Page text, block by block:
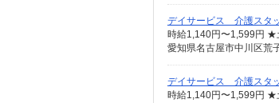
デイサービス 介護スタ
時給1,140円〜1,599円 ★
愛知県名古屋市中川区荒
デイサービス 介護スタ
時給1,140円〜1,599円 ★